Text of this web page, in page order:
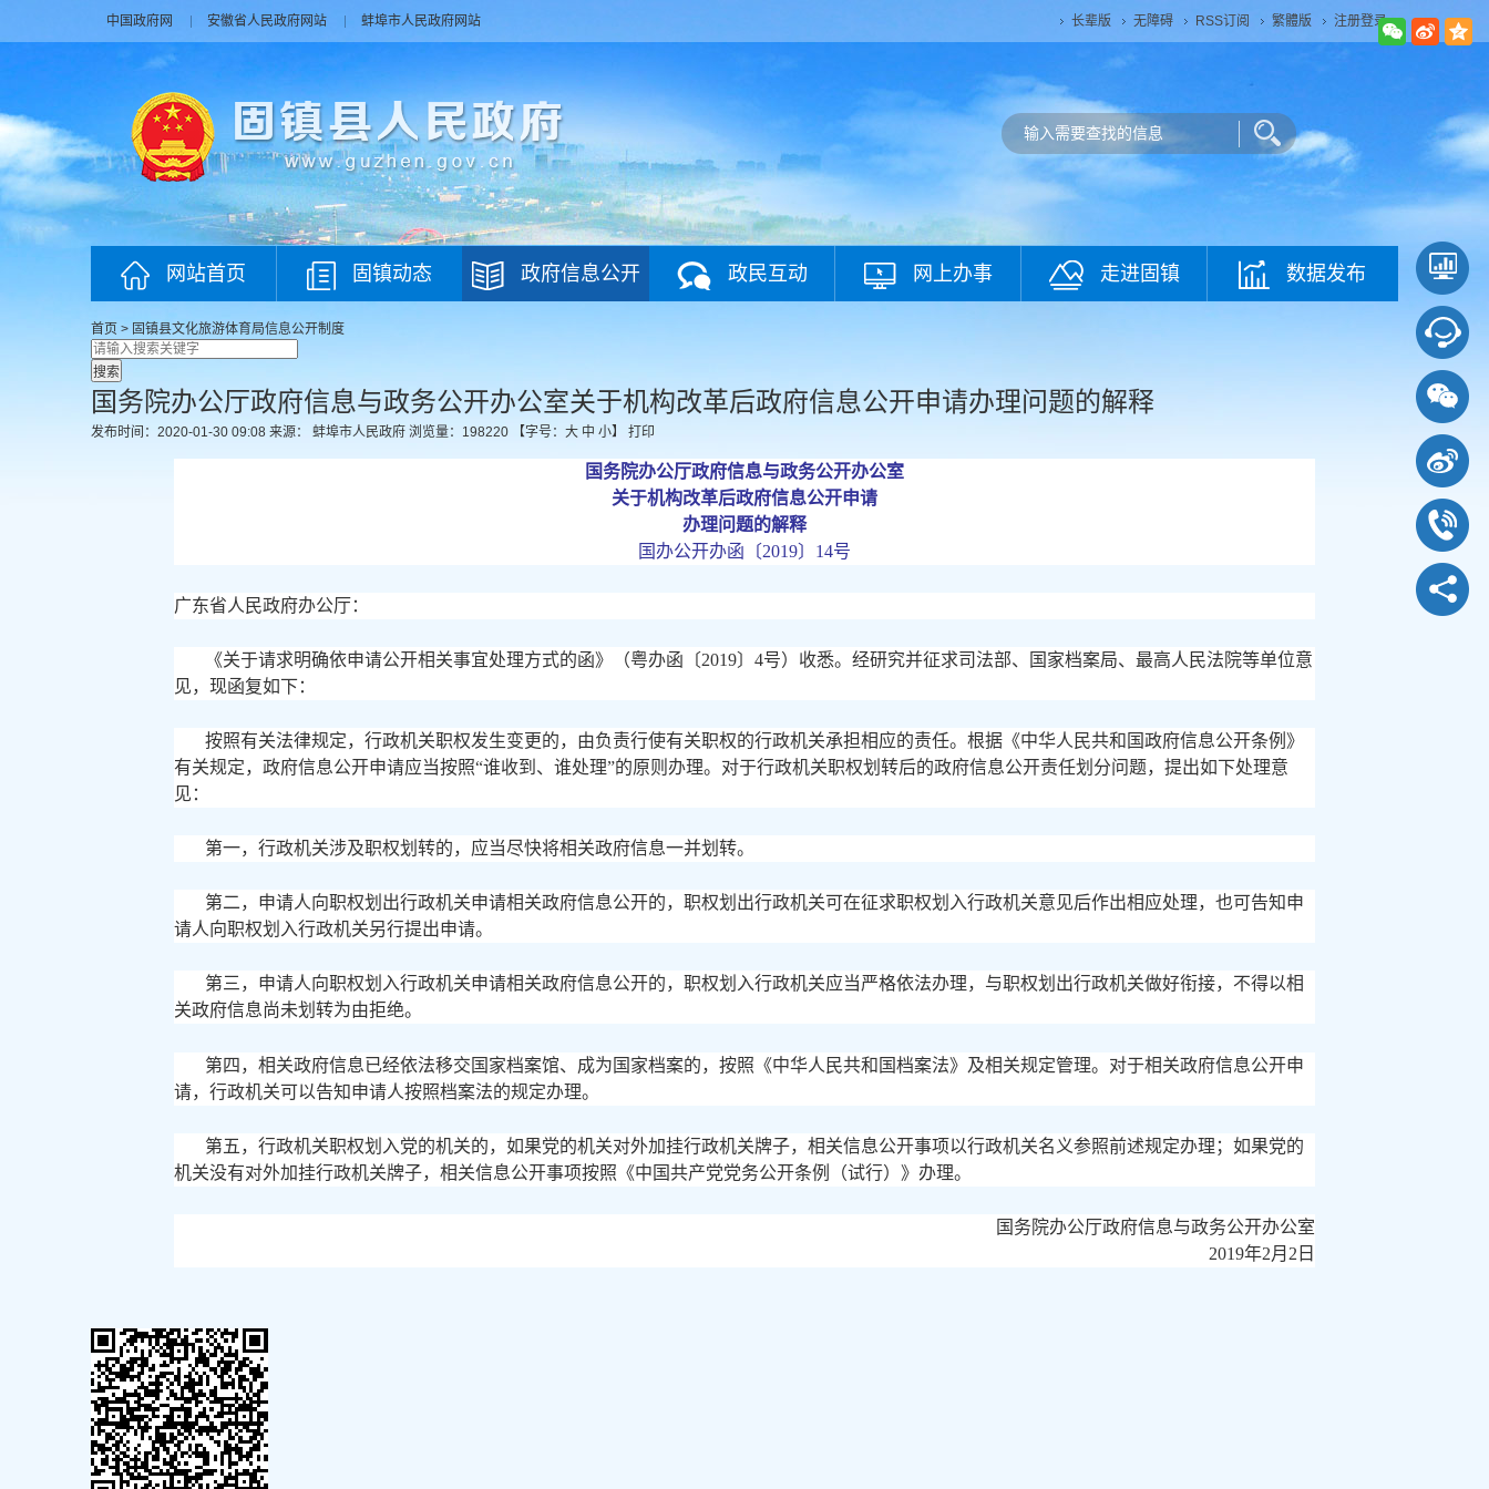
中国政府网 安徽省人民政府网站 蚌埠市人民政府网站 长辈版 无障碍 RSS订阅 繁體版 注册登录
网站首页 固镇动态 政府信息公开 政民互动 网上办事 走进固镇 数据发布
首页 > 固镇县文化旅游体育局信息公开制度
国务院办公厅政府信息与政务公开办公室关于机构改革后政府信息公开申请办理问题的解释
发布时间：2020-01-30 09:08 来源： 蚌埠市人民政府 浏览量： 198220 【字号： 大 中 小】 打印
国务院办公厅政府信息与政务公开办公室
关于机构改革后政府信息公开申请
办理问题的解释
国办公开办函〔2019〕14号
广东省人民政府办公厅：
《关于请求明确依申请公开相关事宜处理方式的函》（粤办函〔2019〕4号）收悉。经研究并征求司法部、国家档案局、最高人民法院等单位意
见，现函复如下：
按照有关法律规定，行政机关职权发生变更的，由负责行使有关职权的行政机关承担相应的责任。根据《中华人民共和国政府信息公开条例》
有关规定，政府信息公开申请应当按照“谁收到、谁处理”的原则办理。对于行政机关职权划转后的政府信息公开责任划分问题，提出如下处理意
见：
第一，行政机关涉及职权划转的，应当尽快将相关政府信息一并划转。
第二，申请人向职权划出行政机关申请相关政府信息公开的，职权划出行政机关可在征求职权划入行政机关意见后作出相应处理，也可告知申
请人向职权划入行政机关另行提出申请。
第三，申请人向职权划入行政机关申请相关政府信息公开的，职权划入行政机关应当严格依法办理，与职权划出行政机关做好衔接，不得以相
关政府信息尚未划转为由拒绝。
第四，相关政府信息已经依法移交国家档案馆、成为国家档案的，按照《中华人民共和国档案法》及相关规定管理。对于相关政府信息公开申
请，行政机关可以告知申请人按照档案法的规定办理。
第五，行政机关职权划入党的机关的，如果党的机关对外加挂行政机关牌子，相关信息公开事项以行政机关名义参照前述规定办理；如果党的
机关没有对外加挂行政机关牌子，相关信息公开事项按照《中国共产党党务公开条例（试行）》办理。
国务院办公厅政府信息与政务公开办公室
2019年2月2日